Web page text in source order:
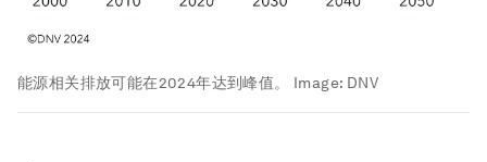
能源相关排放可能在2024年达到峰值。 Image: DNV